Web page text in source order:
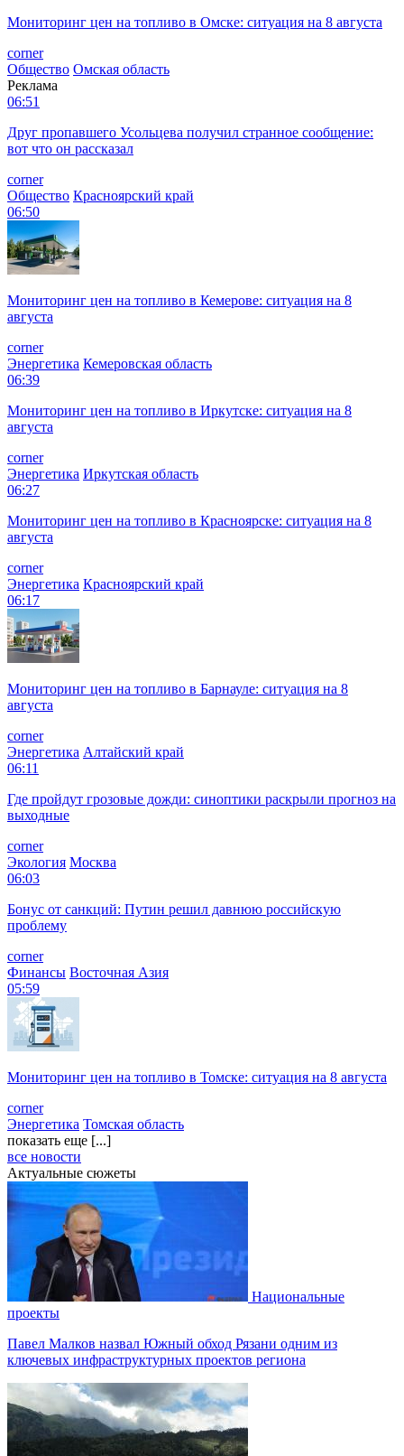
Мониторинг цен на топливо в Омске: ситуация на 8 августа
corner
Общество Омская область
Реклама
06:51
Друг пропавшего Усольцева получил странное сообщение:
вот что он рассказал
corner
Общество Красноярский край
06:50
Мониторинг цен на топливо в Кемерове: ситуация на 8
августа
corner
Энергетика Кемеровская область
06:39
Мониторинг цен на топливо в Иркутске: ситуация на 8
августа
corner
Энергетика Иркутская область
06:27
Мониторинг цен на топливо в Красноярске: ситуация на 8
августа
corner
Энергетика Красноярский край
06:17
Мониторинг цен на топливо в Барнауле: ситуация на 8
августа
corner
Энергетика Алтайский край
06:11
Где пройдут грозовые дожди: синоптики раскрыли прогноз на
выходные
corner
Экология Москва
06:03
Бонус от санкций: Путин решил давнюю российскую
проблему
corner
Финансы Восточная Азия
05:59
Мониторинг цен на топливо в Томске: ситуация на 8 августа
corner
Энергетика Томская область
показать еще [...]
все новости
Актуальные сюжеты
Национальные
проекты
Павел Малков назвал Южный обход Рязани одним из
ключевых инфраструктурных проектов региона